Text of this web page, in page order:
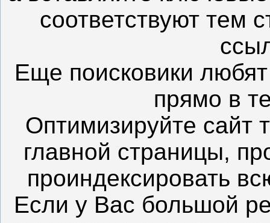
соответствуют тем
Еще поисковики
прямо в
Оптимизируйте сайт
главной страницы,
проиндексировать
Если у Вас большой